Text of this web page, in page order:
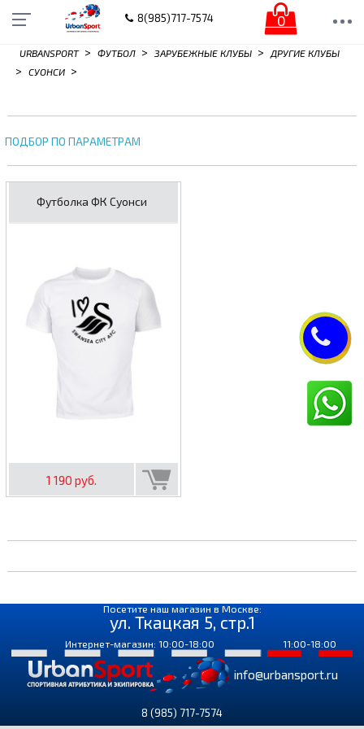
8(985)717-7574 0
URBANSPORT > ФУТБОЛ > ЗАРУБЕЖНЫЕ КЛУБЫ > ДРУГИЕ КЛУБЫ
> СУОНСИ >
ПОДБОР ПО ПАРАМЕТРАМ
Футболка ФК Суонси
1 190 руб.
Посетите наш магазин в Москве:
ул. Ткацкая 5, стр.1
Интернет-магазин: 10:00-18:00 11:00-18:00
info@urbansport.ru
8 (985) 717-7574